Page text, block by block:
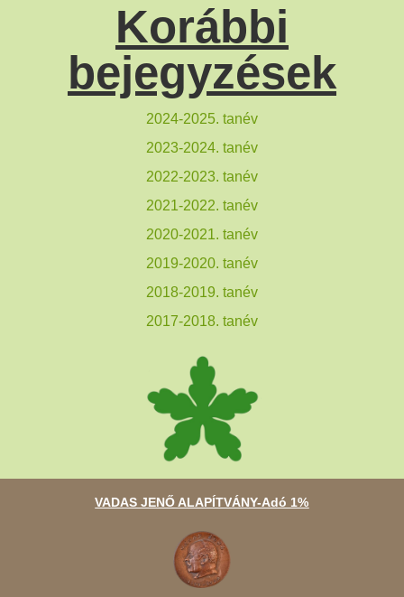
Korábbi
bejegyzések
2024-2025. tanév
2023-2024. tanév
2022-2023. tanév
2021-2022. tanév
2020-2021. tanév
2019-2020. tanév
2018-2019. tanév
2017-2018. tanév
VADAS JENŐ ALAPÍTVÁNY-Adó 1%